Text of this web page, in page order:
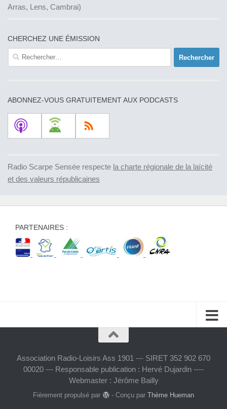
Arras, Lens, Cambrai)
CHERCHEZ UNE ÉMISSION
Rechercher :
ABONNEZ-VOUS GRATUITEMENT AUX PODCASTS
Radio Scarpe Sensée respecte la charte régionale de la laïcité
et des valeurs républicaines
PARTENAIRES :
Association Radio-Loisirs Ass 1901 --- SIRET 352 902 670
00020 --- Responsable publication : Hervé Dujardin ----
Webmaster : Jérôme Bailly
Fièrement propulsé par - Conçu par Thème Hueman